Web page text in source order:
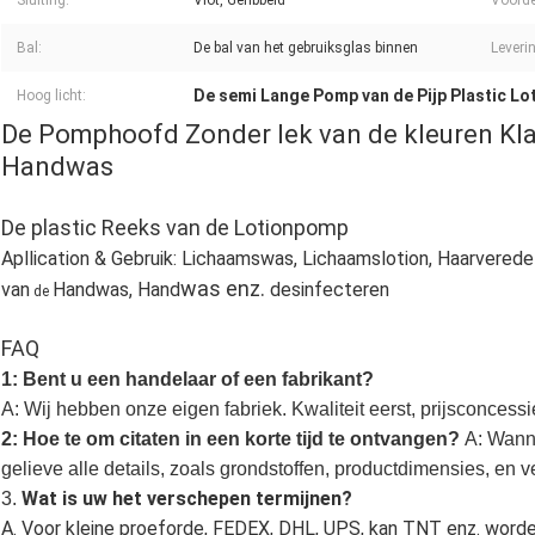
Bal: De bal van het gebruiksglas binnen
Hoog licht: De semi Lange Pomp van de Pijp Plastic
De Pomphoofd Zonder lek van de kleuren
Handwas
De plastic Reeks van de Lotionpomp
Apllication & Gebruik: Lichaamswas, Lichaamslotion,
van de Handwas, Handwas enz. desinfecteren
FAQ
1: Bent u een handelaar of een fabrikant?
A: Wij hebben onze eigen fabriek. Kwaliteit eerst,
2: Hoe te om citaten in een korte tijd te ontvangen? A:
gelieve alle details, zoals grondstoffen, productdimensies, en
3. Wat is uw het verschepen termijnen?
A. Voor kleine proeforde, FEDEX, DHL, UPS, kan TNT enz.